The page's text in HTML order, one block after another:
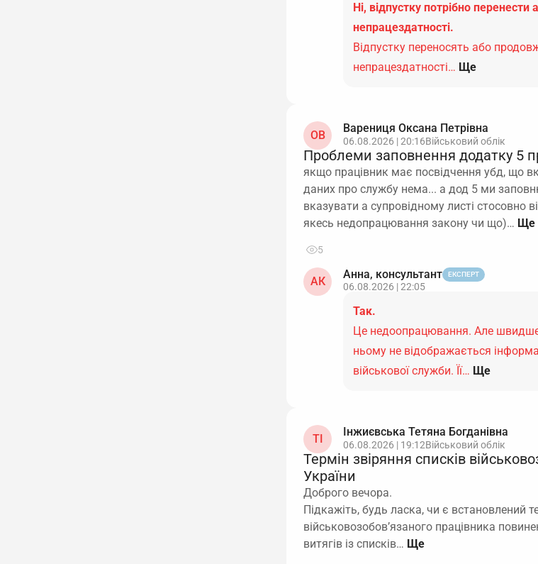
Ні, відпустку потрібно
непрацездатності.
Відпустку переносять або
непрацездатності… Ще
ОВ
Варениця Оксана Петрівна
06.08.2026 | 20:16Військовий облік
Проблеми заповнення додатку 5
якщо працівник має посвідчення убд, що
даних про службу нема... а дод 5 ми
вказувати а супровідному листі стосовно
якесь недопрацювання закону чи що)…
5
АК
Анна, консультант ЕКСПЕРТ
06.08.2026 | 22:05
Так.
Це недоопрацювання. Але
ньому не відображається
військової служби. Її… Ще
ТІ
Інжиєвська Тетяна Богданівна
06.08.2026 | 19:12Військовий облік
Термін звіряння списків
України
Доброго вечора.
Підкажіть, будь ласка, чи є встановлений
військовозобов’язаного працівника
витягів із списків…